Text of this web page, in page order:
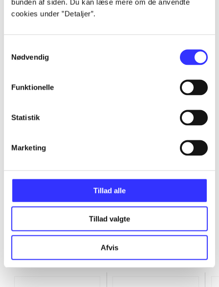
bunden af siden. Du kan læse mere om de anvendte
cookies under ”Detaljer”.
Nødvendig
Funktionelle
Statistik
Marketing
Tillad alle
Tillad valgte
Afvis
Artikler
...
...
...
...